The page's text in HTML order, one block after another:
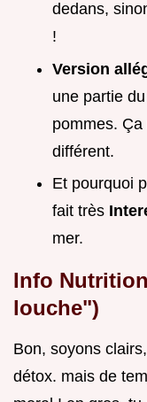
dedans,
!
Version
une partie
pommes.
différent.
Et pourquoi
fait très
mer.
Info
louche")
Bon, soyons
détox. mais de